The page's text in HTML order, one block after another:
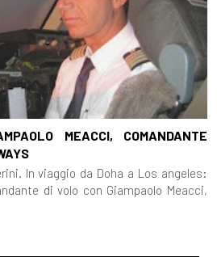
MEACCI, COMANDANTE
In viaggio da Doha a Los angeles:
di volo con Giampaolo Meacci,